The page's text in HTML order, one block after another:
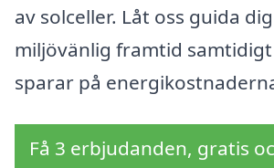
av solceller. Låt oss guida
miljövänlig framtid
sparar på
Få 3 erbjudanden, gratis